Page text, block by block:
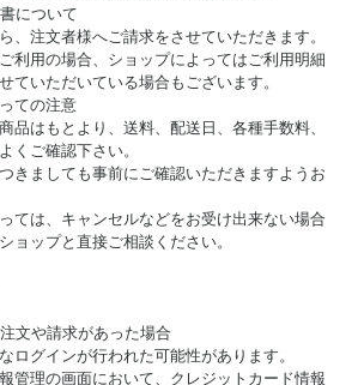
について
、注文者様へご請求をさせていただきます。
利用の場合、ショップによってはご利用明細
ていただいている場合もございます。
ての注意
品はもとより、送料、配送日、各種手数料、
くご確認下さい。
きましても事前にご確認いただきますようお
ては、キャンセルなどをお受け出来ない場合
ョップと直接ご相談ください。
文や請求があった場合
ログインが行われた可能性があります。
管理の画面において、クレジットカード情報